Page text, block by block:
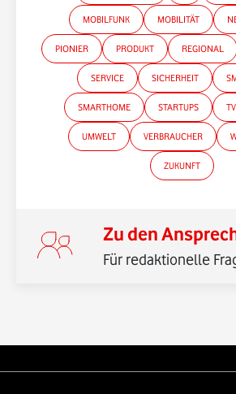
*Gender-Hinweis
MOBILFUNK MOBILITÄT
PIONIER PRODUKT REGIONAL
SERVICE SICHERHEIT
SMARTHOME STARTUPS TV
UMWELT VERBRAUCHER
ZUKUNFT
Zu den
Für redaktionelle